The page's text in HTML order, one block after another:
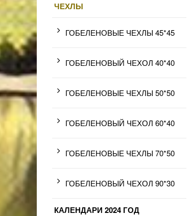
ЧЕХЛЫ
ГОБЕЛЕНОВЫЕ ЧЕХЛЫ 45*45
ГОБЕЛЕНОВЫЙ ЧЕХОЛ 40*40
ГОБЕЛЕНОВЫЕ ЧЕХЛЫ 50*50
ГОБЕЛЕНОВЫЙ ЧЕХОЛ 60*40
ГОБЕЛЕНОВЫЕ ЧЕХЛЫ 70*50
ГОБЕЛЕНОВЫЙ ЧЕХОЛ 90*30
КАЛЕНДАРИ 2024 ГОД